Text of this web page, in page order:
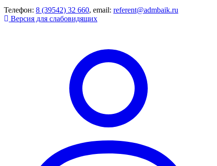
Телефон: 8 (39542) 32 660, email: referent@admbaik.ru
Версия для слабовидящих